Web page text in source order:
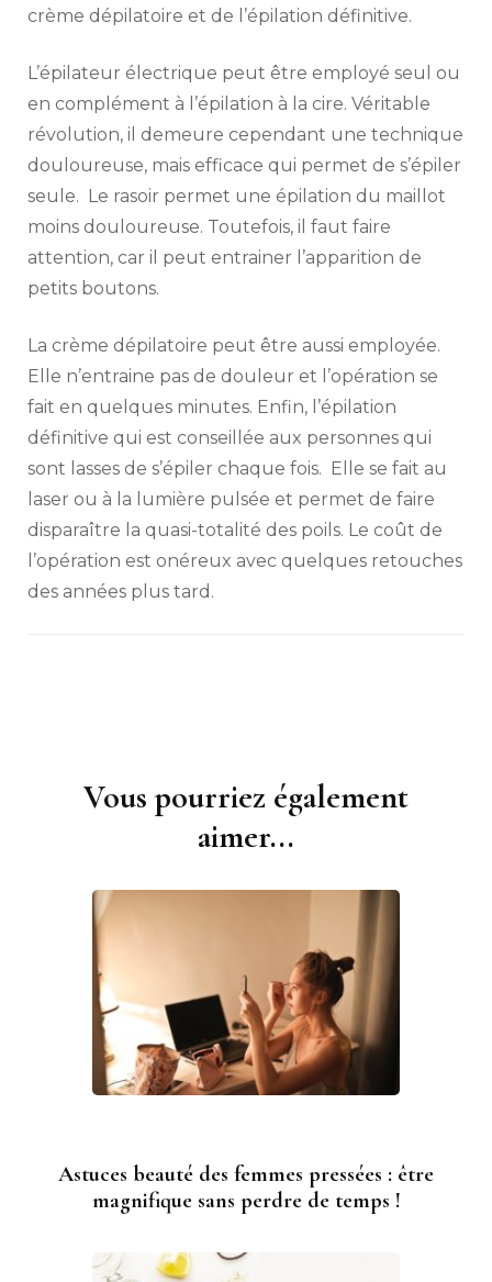
crème dépilatoire et de l’épilation définitive.
L’épilateur électrique peut être employé seul ou
en complément à l’épilation à la cire. Véritable
révolution, il demeure cependant une technique
douloureuse, mais efficace qui permet de s’épiler
seule. Le rasoir permet une épilation du maillot
moins douloureuse. Toutefois, il faut faire
attention, car il peut entrainer l’apparition de
petits boutons.
La crème dépilatoire peut être aussi employée.
Elle n’entraine pas de douleur et l’opération se
fait en quelques minutes. Enfin, l’épilation
définitive qui est conseillée aux personnes qui
sont lasses de s’épiler chaque fois. Elle se fait au
laser ou à la lumière pulsée et permet de faire
disparaître la quasi-totalité des poils. Le coût de
l’opération est onéreux avec quelques retouches
des années plus tard.
NavigationVous pourriez également
aimer...
Astuces beauté des femmes pressées : être
magnifique sans perdre de temps !